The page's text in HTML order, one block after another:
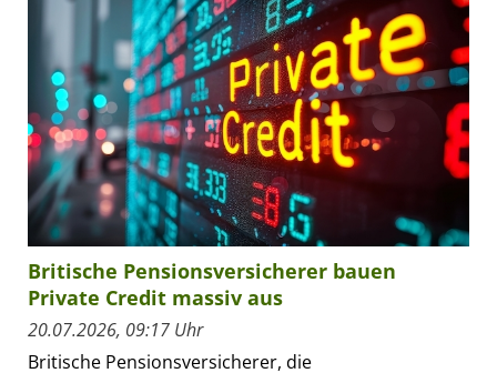
Britische Pensionsversicherer bauen
Private Credit massiv aus
20.07.2026, 09:17 Uhr
Britische Pensionsversicherer, die